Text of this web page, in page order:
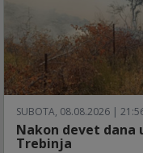
SUBOTA, 08.08.2026 |
Nakon devet dana
Trebinja